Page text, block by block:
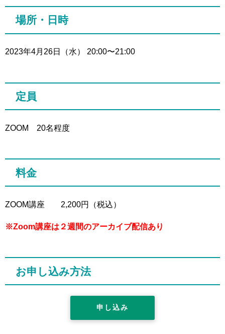
場所・日時
2023年4月26日（水） 20:00〜21:00
定員
ZOOM 20名程度
料金
ZOOM講座 2,200円（税込）
※Zoom講座は２週間のアーカイブ配信あり
お申し込み方法
申し込み